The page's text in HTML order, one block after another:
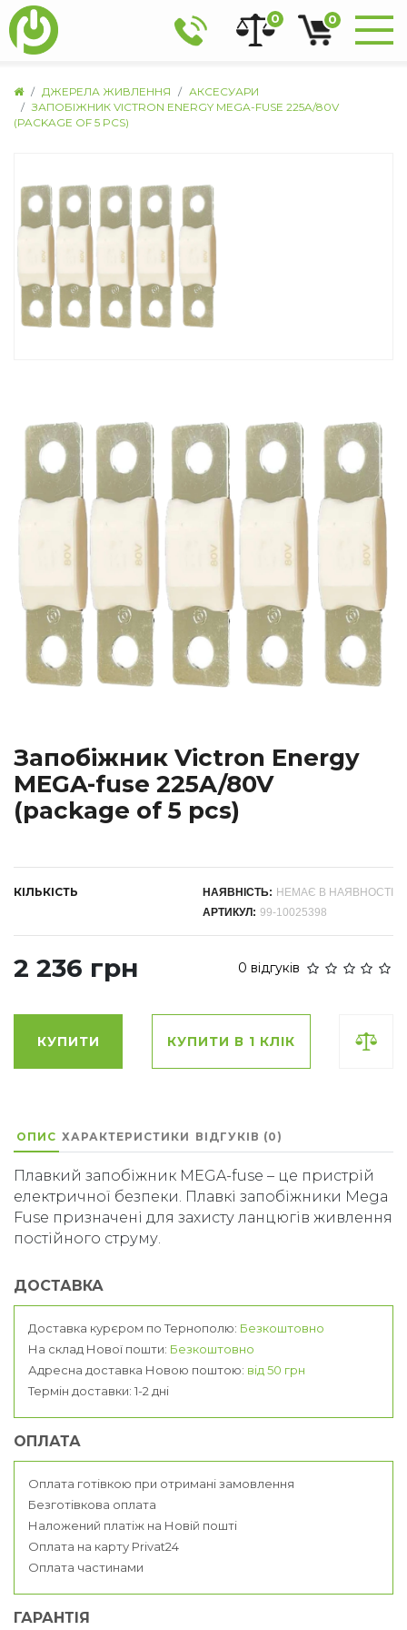
0 0
ДЖЕРЕЛА ЖИВЛЕННЯ
АКСЕСУАРИ
ЗАПОБІЖНИК VICTRON ENERGY MEGA-FUSE 225A/80V
(PACKAGE OF 5 PCS)
Запобіжник Victron Energy
MEGA-fuse 225A/80V
(package of 5 pcs)
КІЛЬКІСТЬ НАЯВНІСТЬ: НЕМАЄ В НАЯВНОСТІ
АРТИКУЛ: 99-10025398
2 236 грн 0 відгуків
КУПИТИ КУПИТИ В 1 КЛІК
ОПИС ХАРАКТЕРИСТИКИ ВІДГУКІВ (0)
Плавкий запобіжник MEGA-fuse – це пристрій
електричної безпеки. Плавкі запобіжники Mega
Fuse призначені для захисту ланцюгів живлення
постійного струму.
ДОСТАВКА
Доставка курєром по Тернополю: Безкоштовно
На склад Нової пошти: Безкоштовно
Адресна доставка Новою поштою: від 50 грн
Термін доставки: 1-2 дні
ОПЛАТА
Оплата готівкою при отримані замовлення
Безготівкова оплата
Наложений платіж на Новій пошті
Оплата на карту Privat24
Оплата частинами
ГАРАНТІЯ